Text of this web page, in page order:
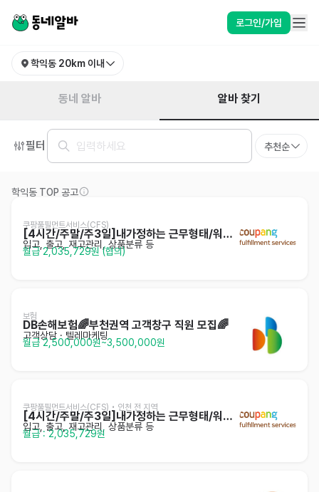
로그인/가입
학익동 20km 이내
동네 알바 알바 찾기
필터 추천순
학익동 TOP 공고
쿠팡풀필먼트서비스(CFS)
[4시간/주말/주3일]내가정하는 근무형태/워라밸/셔틀
입고, 출고, 재고관리, 상품분류 등
월급 2,035,729원 (협의)
보험
DB손해보험🌈부천권역 고객창구 직원 모집🌈
고객상담 · 텔레마케팅
월급 2,500,000원~3,500,000원
쿠팡풀필먼트서비스(CFS) • 인천 전 지역
[4시간/주말/주3일]내가정하는 근무형태/워라밸/셔틀
입고, 출고, 재고관리, 상품분류 등
월급 : 2,035,729원